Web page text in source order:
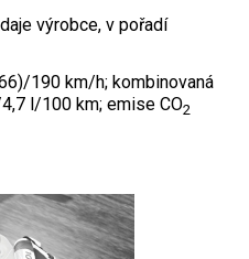
výrobce, v pořadí
190 km/h; kombinovaná
l/100 km; emise CO2